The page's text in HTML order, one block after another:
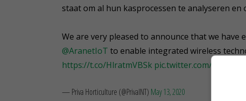
staat om al hun kasprocessen te analyseren
We are very pleased to announce that we
@AranetIoT to enable integrated wireless
https://t.co/HlratmVBSk pic.twitter.com/
— Priva Horticulture (@PrivaINT) May 13, 2020